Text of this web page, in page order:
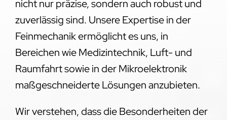
nicht nur präzise, sondern auch robust und
zuverlässig sind. Unsere Expertise in der
Feinmechanik ermöglicht es uns, in
Bereichen wie Medizintechnik, Luft- und
Raumfahrt sowie in der Mikroelektronik
maßgeschneiderte Lösungen anzubieten.
Wir verstehen, dass die Besonderheiten der